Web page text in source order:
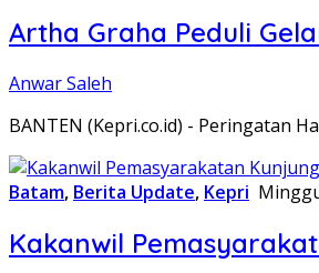
Artha Graha Peduli
Anwar Saleh
BANTEN (Kepri.co.id) - Peringatan
Batam, Berita Update, Kepri
Kakanwil